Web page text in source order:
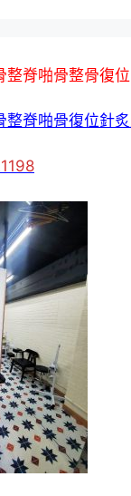
整脊啪骨整骨復
整脊啪骨復位針